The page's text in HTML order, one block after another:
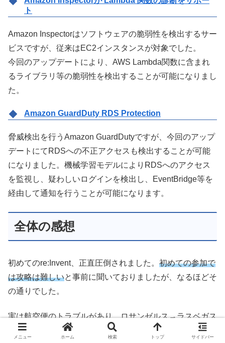
ト
Amazon Inspectorはソフトウェアの脆弱性を検出するサー
ビスですが、従来はEC2インスタンスが対象でした。
今回のアップデートにより、AWS Lambda関数に含まれ
るライブラリ等の脆弱性を検出することが可能になりまし
た。
Amazon GuardDuty RDS Protection
脅威検出を行うAmazon GuardDutyですが、今回のアップ
デートにてRDSへの不正アクセスも検出することが可能
になりました。機械学習モデルによりRDSへのアクセス
を監視し、疑わしいログインを検出し、EventBridge等を
経由して通知を行うことが可能になります。
全体の感想
初めてのre:Invent、正直圧倒されました。 初めての参加で
は攻略は難しいと事前に聞いておりましたが、なるほどそ
の通りでした。
実は航空便のトラブルがあり、ロサンゼルス→ラスベガス
便がその日中に飛ばず、翌朝までロサンゼルスで足止めを
メニュー ホーム 検索 トップ サイドバー